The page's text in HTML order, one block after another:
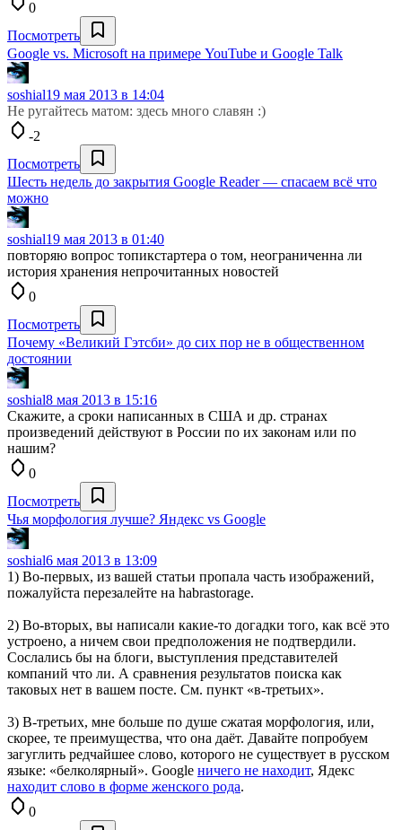
0
Посмотреть
Google vs. Microsoft на примере YouTube и Google Talk
soshial19 мая 2013 в 14:04
Не ругайтесь матом: здесь много славян :)
-2
Посмотреть
Шесть недель до закрытия Google Reader — спасаем всё что
можно
soshial19 мая 2013 в 01:40
повторяю вопрос топикстартера о том, неограниченна ли
история хранения непрочитанных новостей
0
Посмотреть
Почему «Великий Гэтсби» до сих пор не в общественном
достоянии
soshial8 мая 2013 в 15:16
Скажите, а сроки написанных в США и др. странах
произведений действуют в России по их законам или по
нашим?
0
Посмотреть
Чья морфология лучше? Яндекс vs Google
soshial6 мая 2013 в 13:09
1) Во-первых, из вашей статьи пропала часть изображений,
пожалуйста перезалейте на habrastorage.
2) Во-вторых, вы написали какие-то догадки того, как всё это
устроено, а ничем свои предположения не подтвердили.
Сослались бы на блоги, выступления представителей
компаний что ли. А сравнения результатов поиска как
таковых нет в вашем посте. См. пункт «в-третьих».
3) В-третьих, мне больше по душе сжатая морфология, или,
скорее, те преимущества, что она даёт. Давайте попробуем
загуглить редчайшее слово, которого не существует в русском
языке: «белколярный». Google ничего не находит, Ядекс
находит слово в форме женского рода.
0